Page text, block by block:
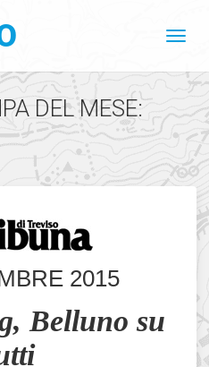
DEL MESE:
2015
Belluno su